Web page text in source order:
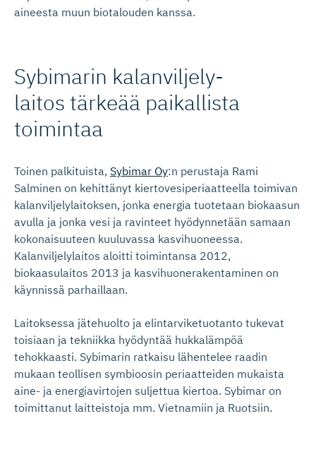
aineesta muun biotalouden kanssa.
Sybimarin kalanvilje­ly­
laitos tärkeää paikallista
toimintaa
Toinen palkituista, Sybimar Oy:n perustaja Rami
Salminen on kehittänyt kiertovesiperiaatteella toimivan
kalanviljelylaitoksen, jonka energia tuotetaan biokaasun
avulla ja jonka vesi ja ravinteet hyödynnetään samaan
kokonaisuuteen kuuluvassa kasvihuoneessa.
Kalanviljelylaitos aloitti toimintansa 2012,
biokaasulaitos 2013 ja kasvihuonerakentaminen on
käynnissä parhaillaan.
Laitoksessa jätehuolto ja elintarviketuotanto tukevat
toisiaan ja tekniikka hyödyntää hukkalämpöä
tehokkaasti. Sybimarin ratkaisu lähentelee raadin
mukaan teollisen symbioosin periaatteiden mukaista
aine- ja energiavirtojen suljettua kiertoa. Sybimar on
toimittanut laitteistoja mm. Vietnamiin ja Ruotsiin.